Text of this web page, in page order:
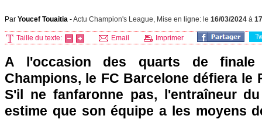
Par Youcef Touaitia -Actu Champion's League, Mise en ligne: le 16/03/2024 à
Taille du texte: Email Imprimer
A l'occasion des quarts de
Champions, le FC Barcelone défiera le
S'il ne fanfaronne pas, l'entraîneur
estime que son équipe a les moyens